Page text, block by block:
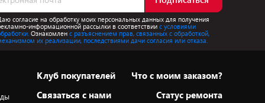
согласие на обработку моих персональных данных для получения
информационной рассылки в соответствиис условиями
Ознакомлен с разъяснением прав, связанных с обработкой,
их реализации, последствиями дачи согласия или отказа.
Клуб покупателей
Cвязаться с нами
Что с моим заказом?
Статус ремонта